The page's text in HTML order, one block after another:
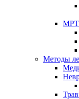
МРТ
Методы